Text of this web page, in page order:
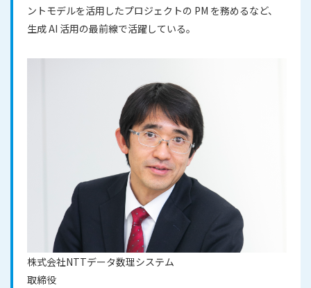
ントモデルを活用したプロジェクトの PM を務めるなど、
生成 AI 活用の最前線で活躍している。
株式会社NTTデータ数理システム
取締役